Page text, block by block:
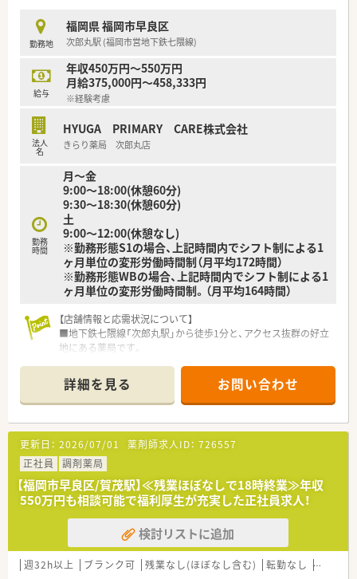
【法人特徴について】
■福岡県を中心に佐賀や熊本などの九州エリアから関東圏まで、
合計80店舗の調剤薬局を幅広く展開している安定企業です。
■創業以来、複数の診療所を結ぶハブの役割を担う医療モール型
出店に注力し、地域の病院との強い連携体制を構築しています。
■調剤薬局事業の他にも介護事業や自社農園の運営を手掛けて
おり、食と医療の両面から地域の健康を支える取り組みをしてい
【やりがい/おすすめポイント】
薬剤師として高い専門性を発揮しながら社会貢献を実感できま
す。
■26年連続の昇給実績が示す通り、自身の努力が着実に給与に
反映されるため、高いモチベーションを維持して業務に励めま
す。
■有給休暇が入社当日から付与されるなど、社員の健康と働きや
すさを第一に考えた手厚い福利厚生の中で安心して就労可能で
す。
勤務地
福岡県 福岡市早良区
次郎丸駅 (福岡市営地下鉄七隈線)
給与
年収450万円～550万円
月給375,000円～458,333円
※経験考慮
法人
名
HYUGA PRIMARY CARE株式会社
きらり薬局 次郎丸店
勤務
時間
月～金
9:00～18:00(休憩60分)
9:30～18:30(休憩60分)
土
9:00～12:00(休憩なし)
※勤務形態S1の場合、上記時間内でシフト制による1
ヶ月単位の変形労働時間制（月平均172時間）
※勤務形態WBの場合、上記時間内でシフト制による1
ヶ月単位の変形労働時間制。（月平均164時間）
【店舗情報と応需状況について】
■地下鉄七隈線「次郎丸駅」から徒歩1分と、アクセス抜群の好立
地にある薬局です。
を担当しています。
■薬剤師は常勤1名と事務員複数名体制で、管理薬剤師は男性の
方が務めています。
■2025年1月に開局したばかりの新しい薬局です。
【法人特徴について】
■2021年に東証グロース市場へ上場した、在宅医療を主軸に成
長を続ける企業です。
■超高齢化社会を見据え、在宅訪問薬局を全国に60店舗以上展
開し事業を拡大しています。
■自社開発の在宅業務専用システムを導入し、業務の効率化と負
担軽減を実現しています。
【こんな方にオススメ】
詳細を見る お問い合わせ
更新日： 2026/07/01 薬剤師求人ID： 726557
正社員
調剤薬局
【福岡市早良区/賀茂駅】≪残業ほぼなしで18時終業≫年収
550万円も相談可能で福利厚生が充実した正社員求人！
検討リストに追加
週32h以上 ブランク可 残業なし(ほぼなし含む) 転勤なし 車通勤